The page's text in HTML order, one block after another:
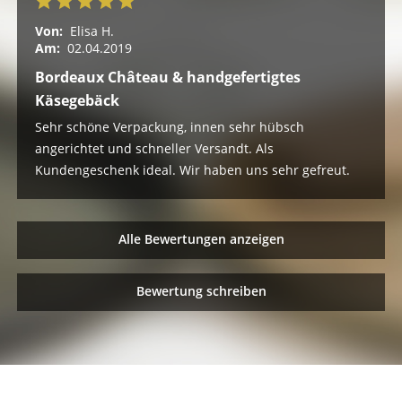
Von: Elisa H.
Am: 02.04.2019
Bordeaux Château & handgefertigtes
Käsegebäck
Sehr schöne Verpackung, innen sehr hübsch
angerichtet und schneller Versandt. Als
Kundengeschenk ideal. Wir haben uns sehr gefreut.
Alle Bewertungen anzeigen
Bewertung schreiben